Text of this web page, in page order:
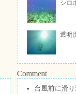
シロ
透明
Comment
台風前に滑